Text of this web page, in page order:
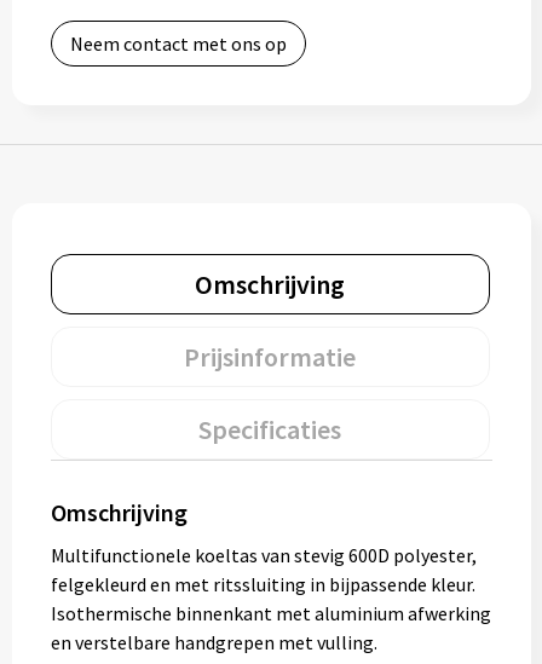
Lunchboxen
Muntjes
Stormparaplu's
Klassieke paraplu's
Divers
Technologie
Vrije tijd
Neem contact met ons op
Omschrijving
Prijsinformatie
Specificaties
Omschrijving
Multifunctionele koeltas van stevig 600D polyester,
felgekleurd en met ritssluiting in bijpassende kleur.
Isothermische binnenkant met aluminium afwerking
en verstelbare handgrepen met vulling.